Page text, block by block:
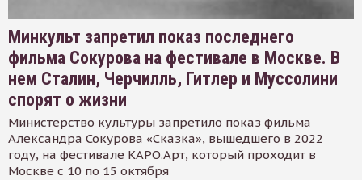
Минкульт запретил показ последнего
фильма Сокурова на фестивале в Москве. В
нем Сталин, Черчилль, Гитлер и Муссолини
спорят о жизни
Министерство культуры запретило показ фильма
Александра Сокурова «Сказка», вышедшего в 2022
году, на фестивале КАРО.Арт, который проходит в
Москве с 10 по 15 октября